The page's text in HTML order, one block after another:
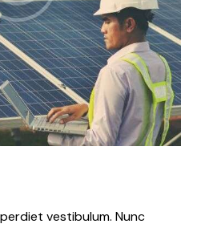
vestibulum. Nunc